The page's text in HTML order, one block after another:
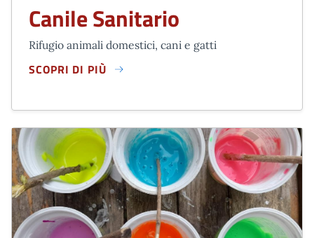
Canile Sanitario
Rifugio animali domestici, cani e gatti
SCOPRI DI PIÙ
CANILE SANITARIO